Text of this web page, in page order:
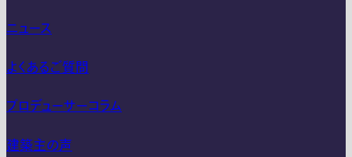
ニュース
よくあるご質問
プロデューサーコラム
建築主の声